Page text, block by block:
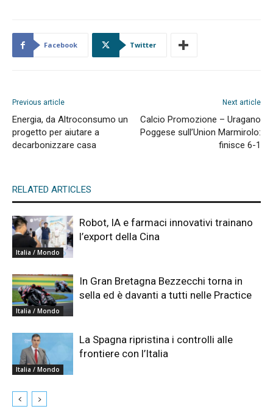
Facebook Twitter
Previous article
Energia, da Altroconsumo un
progetto per aiutare a
decarbonizzare casa
Next article
Calcio Promozione – Uragano
Poggese sull’Union Marmirolo:
finisce 6-1
RELATED ARTICLES
Italia / Mondo
Robot, IA e farmaci innovativi trainano
l’export della Cina
Italia / Mondo
In Gran Bretagna Bezzecchi torna in
sella ed è davanti a tutti nelle Practice
Italia / Mondo
La Spagna ripristina i controlli alle
frontiere con l’Italia